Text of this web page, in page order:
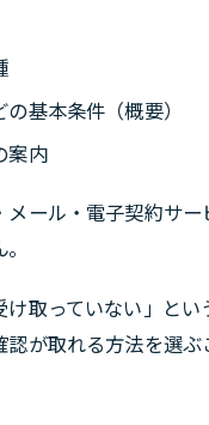
基本条件（概要）
案内
メール・電子契約サ
取っていない」とい
認が取れる方法を選ぶ